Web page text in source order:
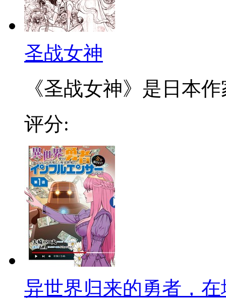
圣战女神
《圣战女神》是日本
评分:
异世界归来的勇者，